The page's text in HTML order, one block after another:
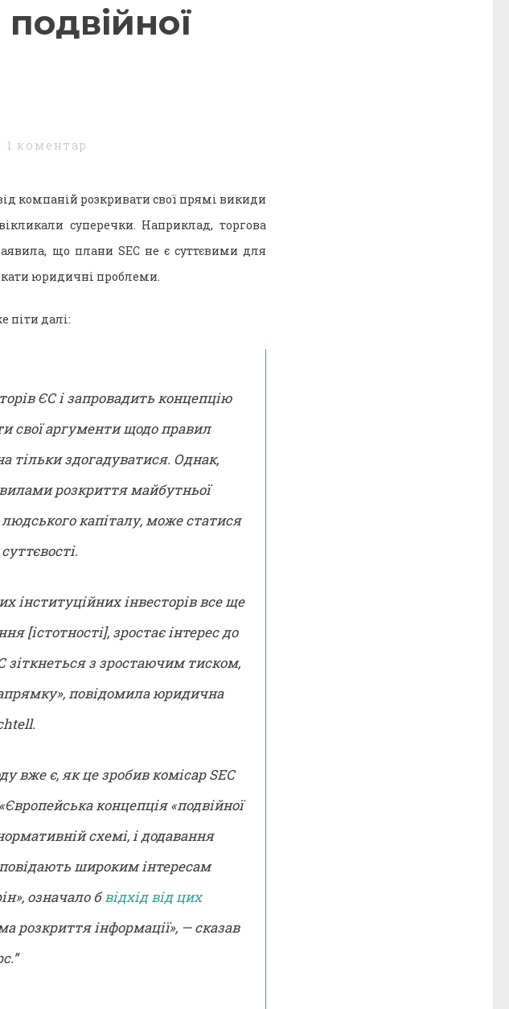
1 коментар
компаній розкривати свої прямі викиди
суперечки. Наприклад, торгова
що плани SEC не є суттєвими для
юридичні проблеми.
піти далі:
ЄС і запровадить концепцію
свої аргументи щодо правил
тільки здогадуватися. Однак,
розкриття майбутньої
капіталу, може статися
інституційних інвесторів все ще
[істотності], зростає інтерес до
зіткнеться з зростаючим тиском,
повідомила юридична
вже є, як це зробив комісар SEC
концепція «подвійної
схемі, і додавання
широким інтересам
означало бвідхід від цих
розкриття інформації», — сказав